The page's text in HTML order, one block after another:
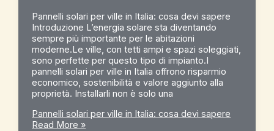
Pannelli solari per ville in Italia: cosa devi sapere
Introduzione L’energia solare sta diventando
sempre più importante per le abitazioni
moderne.Le ville, con tetti ampi e spazi soleggiati,
sono perfette per questo tipo di impianto.I
pannelli solari per ville in Italia offrono risparmio
economico, sostenibilità e valore aggiunto alla
proprietà. Installarli non è solo una
Pannelli solari per ville in Italia: cosa devi sapere
Read More »